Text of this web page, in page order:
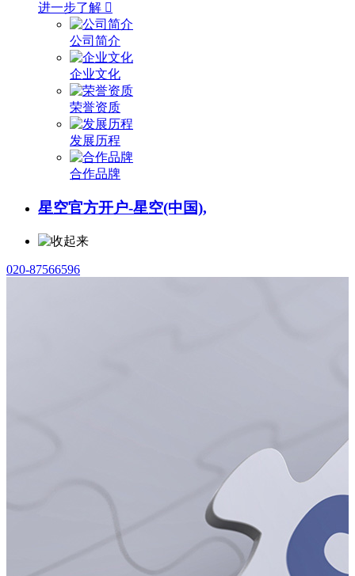
进一步了解 
公司简介
企业文化
荣誉资质
发展历程
合作品牌
星空官方开户-星空(中国),
020-87566596